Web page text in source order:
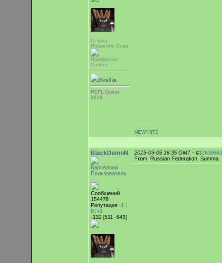
Откуда:
Норвегия, Осло
Профессия:
Couber
Ямайка
PEFL Quest
2018
-----------
NEW HITS
BlackDemoN
Барселона
Пользователь
Сообщений
154478
Репутация -1 |
0 |+1
-132 [511 -643]
2015-09-05 16:35 GMT- #12638663
From: Russian Federation, Summa